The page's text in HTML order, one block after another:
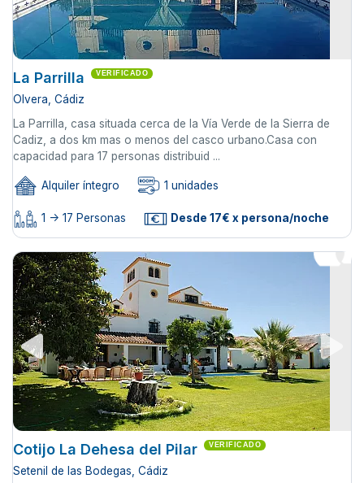
La Parrilla VERIFICADO
Olvera, Cádiz
La Parrilla, casa situada cerca de la Vía Verde de la Sierra de
Cadiz, a dos km mas o menos del casco urbano.Casa con
capacidad para 17 personas distribuid ...
Alquiler íntegro 1 unidades
1 -> 17 Personas Desde 17€ x persona/noche
Cotijo La Dehesa del Pilar VERIFICADO
Setenil de las Bodegas, Cádiz